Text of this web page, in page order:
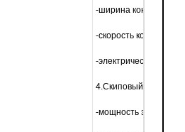
-ширина конвейера:
-скорость конвейера:
-электрический
4.Скиповый
-мощность